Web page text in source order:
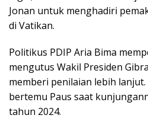
Jonan untuk menghadiri
di Vatikan.
Politikus PDIP Aria Bima
mengutus Wakil Presiden
memberi penilaian lebih
bertemu Paus saat
tahun 2024.